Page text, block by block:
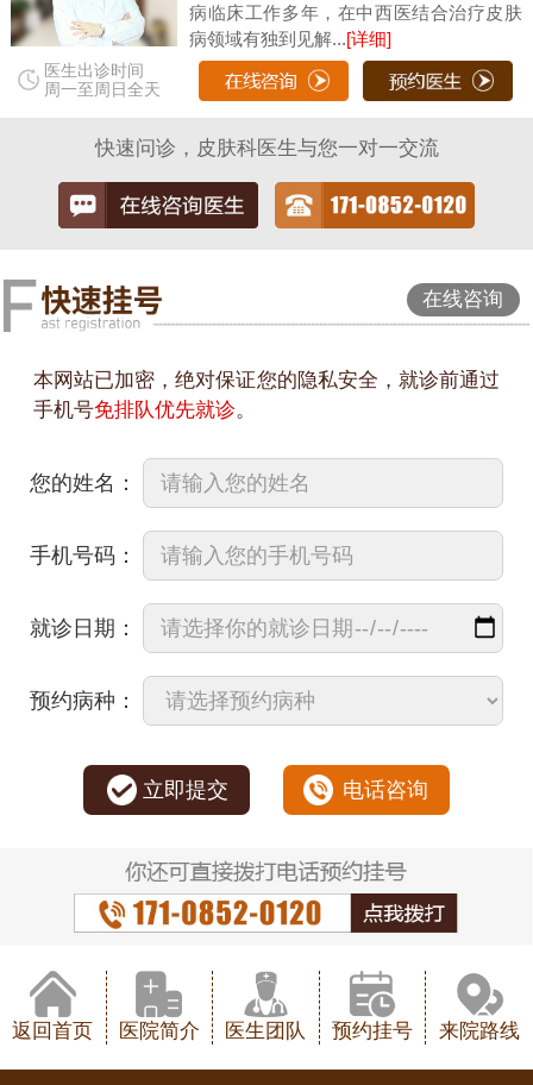
医生出诊时间
周一至周日全天
病临床工作多年，在中西医结合治疗皮肤
病领域有独到见解...[详细]
快速问诊，皮肤科医生与您一对一交流
在线咨询
本网站已加密，绝对保证您的隐私安全，就诊前通过
手机号免排队优先就诊。
您的姓名：
手机号码：
就诊日期：
预约病种：
立即提交 电话咨询
返回首页 医院简介 医生团队 预约挂号 来院路线